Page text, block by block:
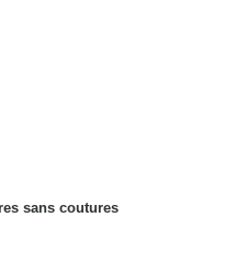
sans coutures